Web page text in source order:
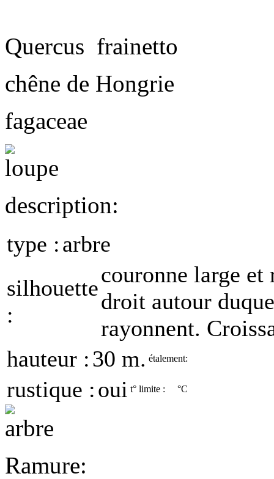
Quercus frainetto
chêne de Hongrie
fagaceae
description:
type :arbre
silhouette
:
couronne large
droit autour
rayonnent.
hauteur :30 m. étalement:
rustique :oui t° limite : °C
Ramure: